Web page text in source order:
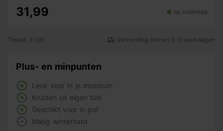
31,99 op voorraad
Totaal: 31,99 Verzending binnen 0-2 werkdagen
Plus- en minpunten
Leuk voor in je moestuin
Kruiden uit eigen tuin
Geschikt voor in pot
Matig winterhard